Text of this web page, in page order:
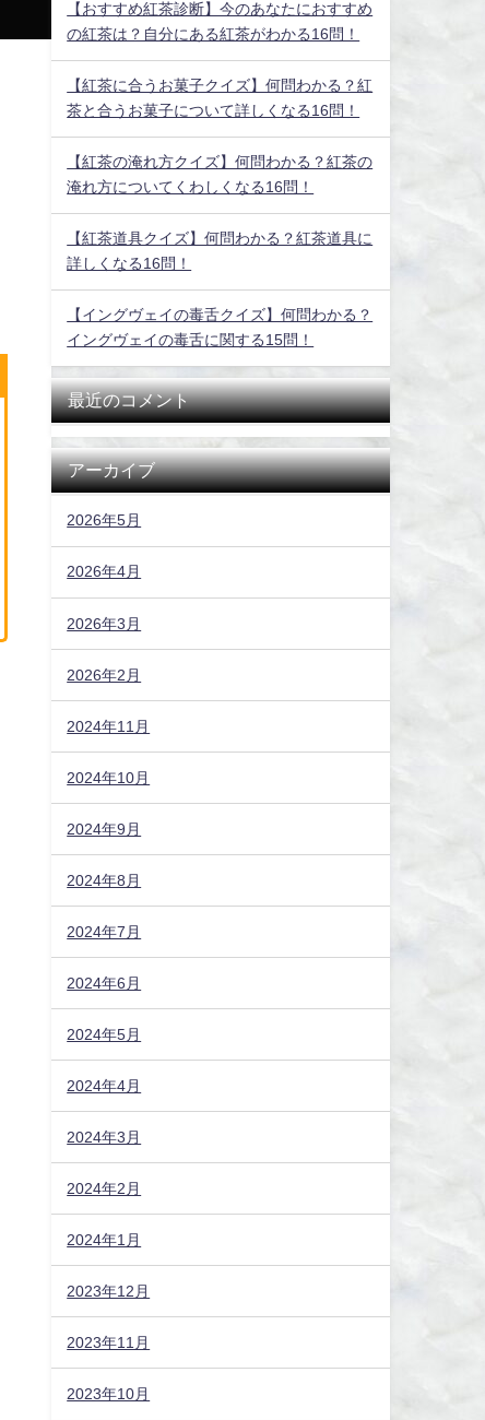
【おすすめ紅茶診断】今のあなたにおすすめ
の紅茶は？自分にある紅茶がわかる16問！
【紅茶に合うお菓子クイズ】何問わかる？紅
茶と合うお菓子について詳しくなる16問！
【紅茶の淹れ方クイズ】何問わかる？紅茶の
淹れ方についてくわしくなる16問！
【紅茶道具クイズ】何問わかる？紅茶道具に
詳しくなる16問！
【イングヴェイの毒舌クイズ】何問わかる？
イングヴェイの毒舌に関する15問！
最近のコメント
アーカイブ
2026年5月
2026年4月
2026年3月
2026年2月
2024年11月
2024年10月
2024年9月
2024年8月
2024年7月
2024年6月
2024年5月
2024年4月
2024年3月
2024年2月
2024年1月
2023年12月
2023年11月
2023年10月